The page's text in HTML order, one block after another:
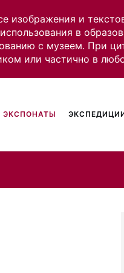
изображения и
в
с музеем. При
или частично в
ЭКСПОНАТЫ